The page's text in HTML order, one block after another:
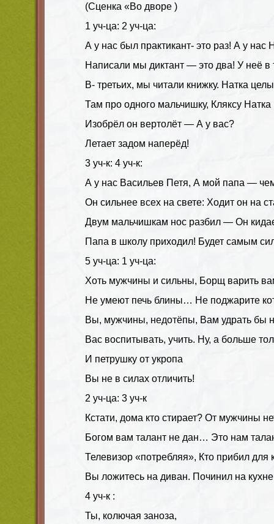
(Сценка «Во дворе )
1 уч-ца: 2 уч-ца:
А у нас был практикант- это раз! А у
Написали мы диктант — это два! У неё в
В- третьих, мы читали книжку. Натка
Там про одного мальчишку, Кляксу Натка
Изобрёл он вертолёт — А у вас?
Летает задом наперёд!
3 уч-к: 4 уч-к:
А у нас Васильев Петя, А мой папа —
Он сильнее всех на свете: Ходит он на
Двум мальчишкам нос разбил — Он
Папа в школу приходил! Будет самым
5 уч-ца: 1 уч-ца:
Хоть мужчины и сильны, Борщ варить
Не умеют печь блины… Не поджарите
Вы, мужчины, недотёпы, Вам удрать бы
Вас воспитывать, учить. Ну, а больше
И петрушку от укропа
Вы не в силах отличить!
2 уч-ца: 3 уч-к
Кстати, дома кто стирает? От мужчины
Богом вам талант не дан… Это нам
Телевизор «потребляя», Кто прибил для
Вы ложитесь на диван. Починил на
4 уч-к :
Ты, колючая заноза,